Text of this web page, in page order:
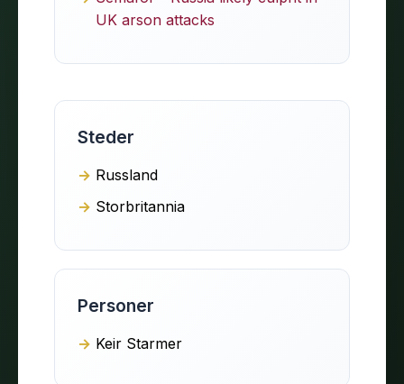
UK arson attacks
Steder
Russland
Storbritannia
Personer
Keir Starmer